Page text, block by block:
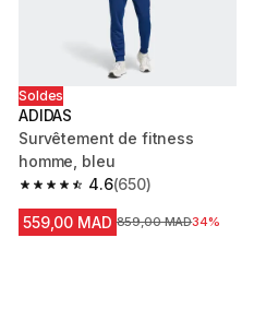
Soldes
ADIDAS
Survêtement de fitness
homme, bleu
4.6
4.6 out of 5 stars from 650
(650)
559,00 MAD Prix avant la réduction
859,00 MAD34%